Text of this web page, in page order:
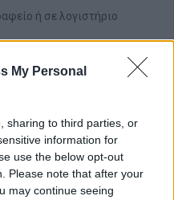
My Personal
sharing to third parties, or
information for
use the below opt-out
Please note that after your
may continue seeing
ή σε λογιστήριο
Epsilon Net
- 1.300€ (αναλόγως